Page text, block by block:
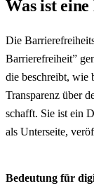
Was ist
Die
Barrierefreiheit”
die beschreibt, wie
Transparenz über
schafft. Sie ist ein
als Unterseite,
Bedeutung für